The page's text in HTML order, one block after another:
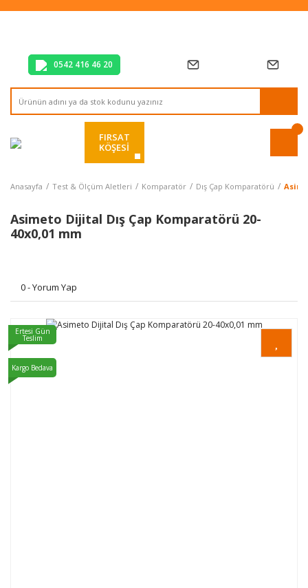
Tüm Alışverişlerde Vade Farksız 2 Taksit!
0542 416 46 20
FIRSAT
KÖŞESİ
Anasayfa Test & Ölçüm Aletleri Komparatör Dış Çap Komparatörü
Asimeto Dijital Dış Çap Komparatörü 20-
40x0,01 mm
0 - Yorum Yap
Ertesi Gün
Teslim
Kargo Bedava